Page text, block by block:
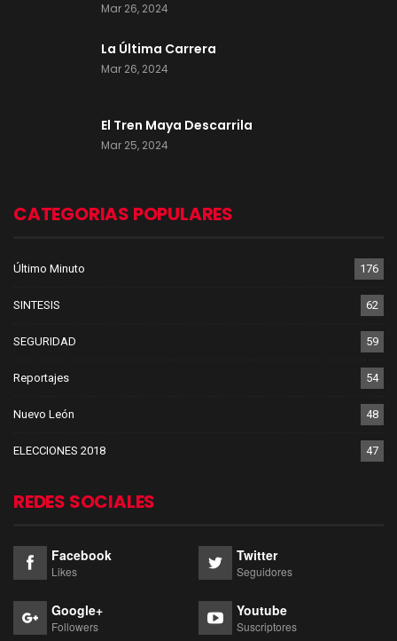
Mar 26, 2024
La Última Carrera
Mar 26, 2024
El Tren Maya Descarrila
Mar 25, 2024
CATEGORIAS POPULARES
Último Minuto 176
SINTESIS 62
SEGURIDAD 59
Reportajes 54
Nuevo León 48
ELECCIONES 2018 47
REDES SOCIALES
Facebook
Likes
Twitter
Seguidores
Google+
Followers
Youtube
Suscriptores